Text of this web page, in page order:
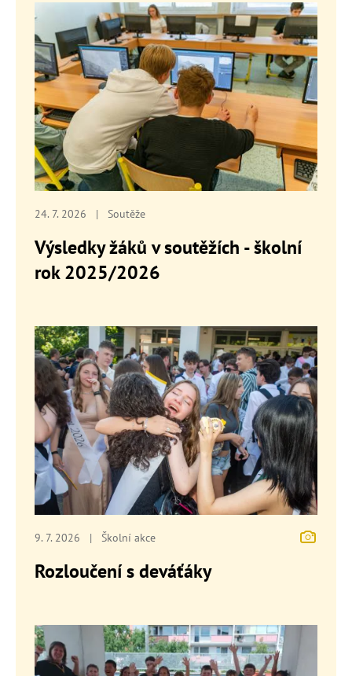
24. 7. 2026 | Soutěže
Výsledky žáků v soutěžích - školní
rok 2025/2026
9. 7. 2026 | Školní akce
Rozloučení s deváťáky